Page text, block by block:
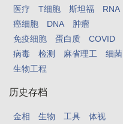
医疗
T细胞 斯坦福
RNA
癌细胞
DNA
肿瘤
免疫细胞
蛋白质
COVID
病毒
检测 麻省理工
细菌
生物工程
历史存档
金相 生物 工具
体视